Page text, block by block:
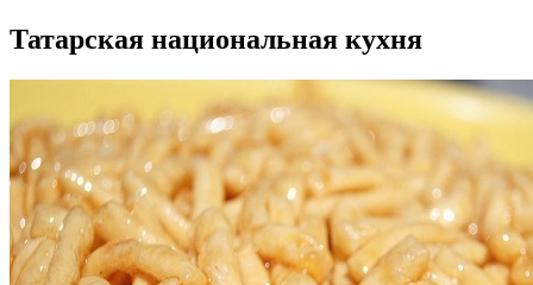
Татарская национальная кухня